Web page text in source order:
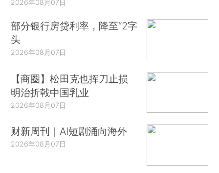
2026年08月07日
部分银行房贷利率，降至“2字
头
2026年08月07日
【商圈】松田克也挥刀止损
明治折戟中国乳业
2026年08月07日
财新周刊｜AI短剧涌向海外
2026年08月07日